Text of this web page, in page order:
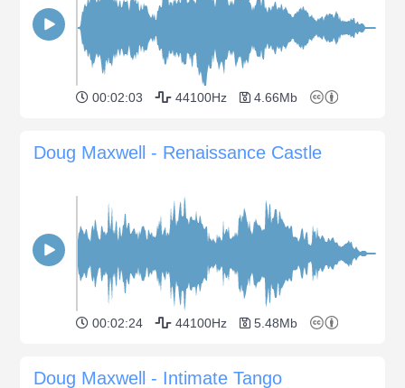
00:02:03 44100Hz 4.66Mb
Doug Maxwell - Renaissance Castle
00:02:24 44100Hz 5.48Mb
Doug Maxwell - Intimate Tango